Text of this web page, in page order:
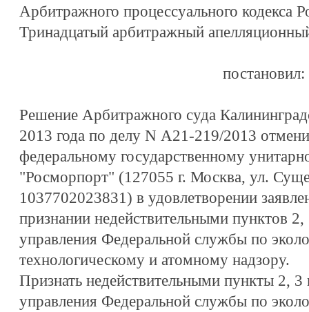
Арбитражного процессуального кодекса
Тринадцатый арбитражный
постановил:
Решение Арбитражного суда
2013 года по делу N А21-219/2013
федеральному государственному
"Росморпорт" (127055 г. Москва, ул.
1037702023831) в удовлетворении
признании недействительными пунктов
управления Федеральной службы по
технологическому и атомному надзору.
Признать недействительными пункты 2, 3
управления Федеральной службы по